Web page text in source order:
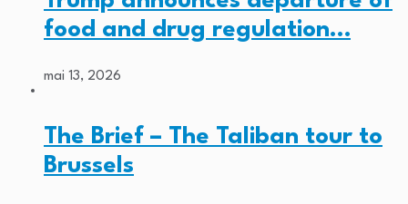
food and drug regulation…
mai 13, 2026
The Brief – The Taliban tour to
Brussels